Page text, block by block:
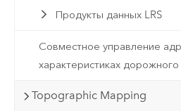
Продукты данных LRS
Совместное управление
характеристиках
Topographic Mapping